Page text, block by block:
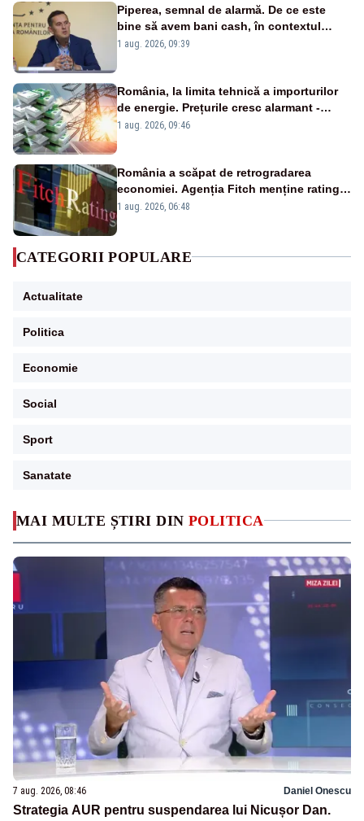
MAI MULTE ȘTIRI DIN POLITICA
7 aug. 2026, 08:46 Daniel Onescu
Strategia AUR pentru suspendarea lui Nicușor Dan.
Piperea, semnal de alarmă. De ce este
bine să avem bani cash, în contextul
alertei energetice?
1 aug. 2026, 09:39
România, la limita tehnică a importurilor
de energie. Prețurile cresc alarmant -
Analiză Realitatea Plus
1 aug. 2026, 09:46
România a scăpat de retrogradarea
economiei. Agenția Fitch menține ratingul
„BBB-” cu perspectivă negativă
1 aug. 2026, 06:48
CATEGORII POPULARE
Actualitate
Politica
Economie
Social
Sport
Sanatate